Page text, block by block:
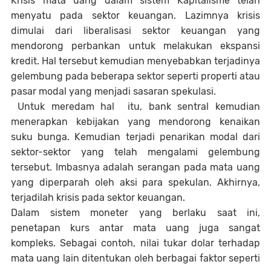
menyatu pada sektor keuangan. Lazimnya krisis
dimulai dari liberalisasi sektor keuangan yang
mendorong perbankan untuk melakukan ekspansi
kredit. Hal tersebut kemudian menyebabkan terjadinya
gelembung pada beberapa sektor seperti properti atau
pasar modal yang menjadi sasaran spekulasi.
Untuk meredam hal itu, bank sentral kemudian
menerapkan kebijakan yang mendorong kenaikan
suku bunga. Kemudian terjadi penarikan modal dari
sektor-sektor yang telah mengalami gelembung
tersebut. Imbasnya adalah serangan pada mata uang
yang diperparah oleh aksi para spekulan. Akhirnya,
terjadilah krisis pada sektor keuangan.
Dalam sistem moneter yang berlaku saat ini,
penetapan kurs antar mata uang juga sangat
kompleks. Sebagai contoh, nilai tukar dolar terhadap
mata uang lain ditentukan oleh berbagai faktor seperti